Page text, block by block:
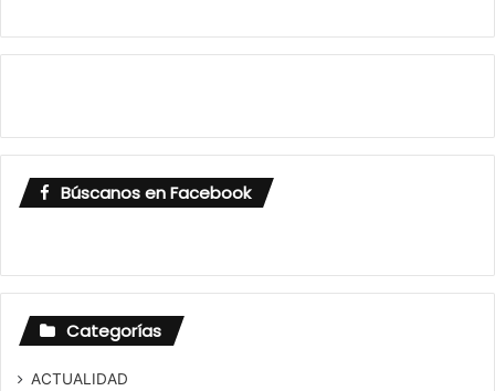
Búscanos en Facebook
Categorías
ACTUALIDAD